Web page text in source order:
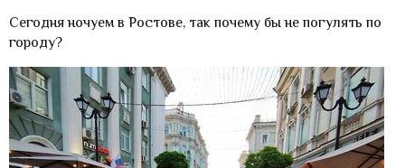
Сегодня ночуем в Ростове, так почему бы не погулять по
городу?